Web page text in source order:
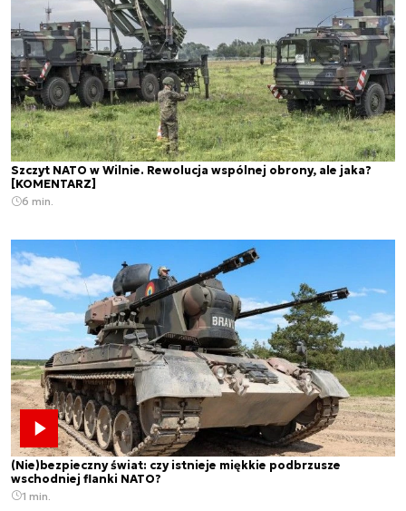
Szczyt NATO w Wilnie. Rewolucja wspólnej obrony, ale jaka?
[KOMENTARZ]
6 min.
(Nie)bezpieczny świat: czy istnieje miękkie podbrzusze
wschodniej flanki NATO?
1 min.